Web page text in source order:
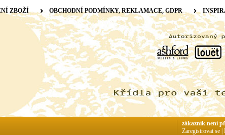
ZBOŽÍ OBCHODNÍ PODMÍNKY, REKLAMACE, GDPR
zákazník není
Zaregistrovat se